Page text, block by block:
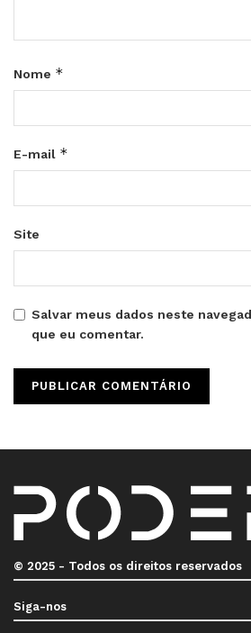
Nome *
E-mail *
Site
Salvar meus dados neste
que eu comentar.
© 2025 - Todos os direitos reservados
Siga-nos